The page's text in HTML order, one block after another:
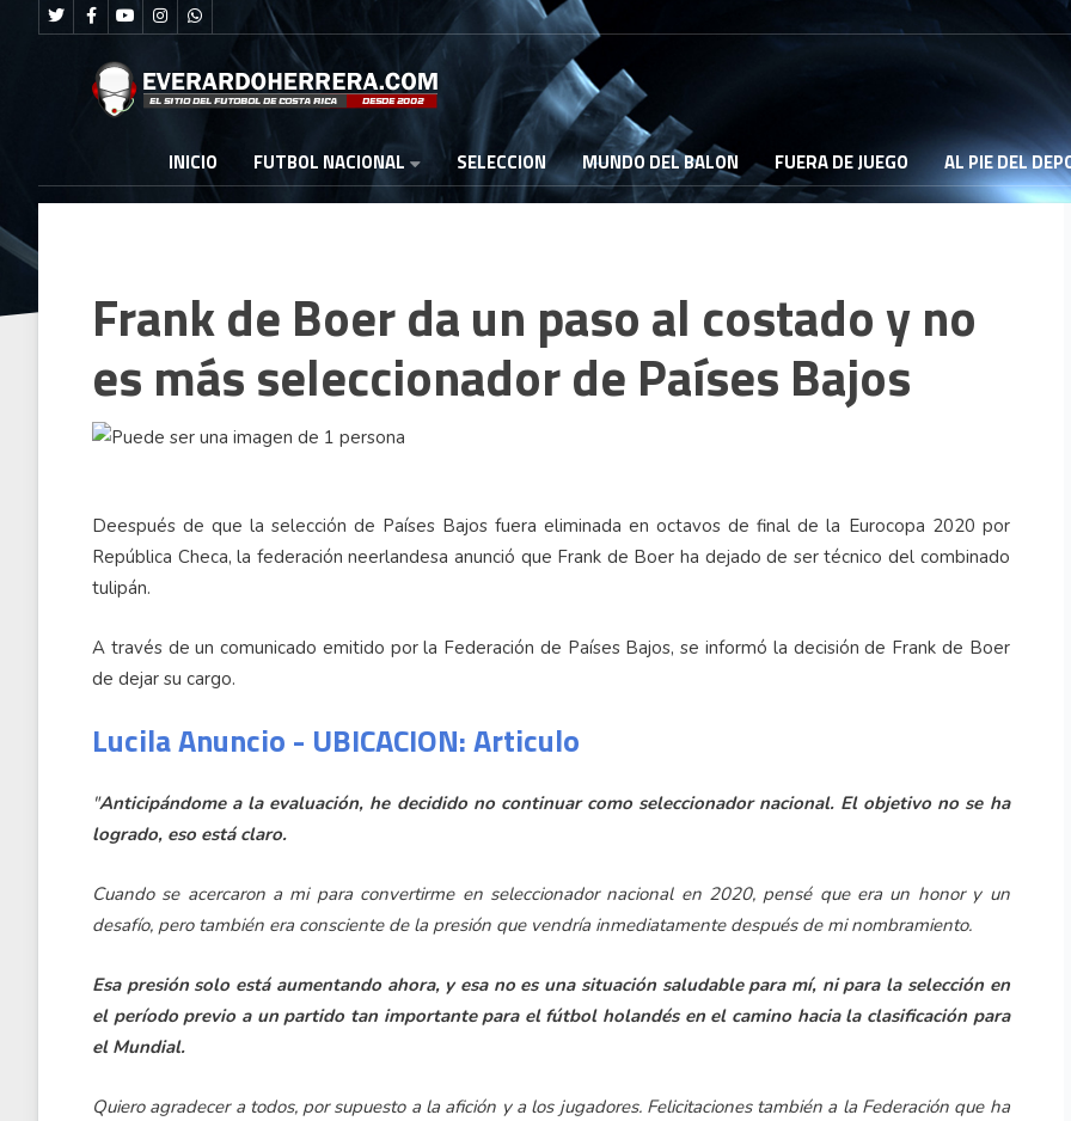
INICIO FUTBOL NACIONAL SELECCION MUNDO DEL BALON FUERA DE JUEGO AL PIE DEL
Frank de Boer da un paso al costado y no
es más seleccionador de Países Bajos
Deespués de que la selección de Países Bajos fuera eliminada en octavos de final de la Eurocopa 2020 por
República Checa, la federación neerlandesa anunció que Frank de Boer ha dejado de ser técnico del combinado
tulipán.
A través de un comunicado emitido por la Federación de Países Bajos, se informó la decisión de Frank de Boer
de dejar su cargo.
Lucila Anuncio - UBICACION: Articulo
"Anticipándome a la evaluación, he decidido no continuar como seleccionador nacional. El objetivo no se ha
logrado, eso está claro.
Cuando se acercaron a mi para convertirme en seleccionador nacional en 2020, pensé que era un honor y un
desafío, pero también era consciente de la presión que vendría inmediatamente después de mi nombramiento.
Esa presión solo está aumentando ahora, y esa no es una situación saludable para mí, ni para la selección en
el período previo a un partido tan importante para el fútbol holandés en el camino hacia la clasificación para
el Mundial.
Quiero agradecer a todos, por supuesto a la afición y a los jugadores. Felicitaciones también a la Federación que ha